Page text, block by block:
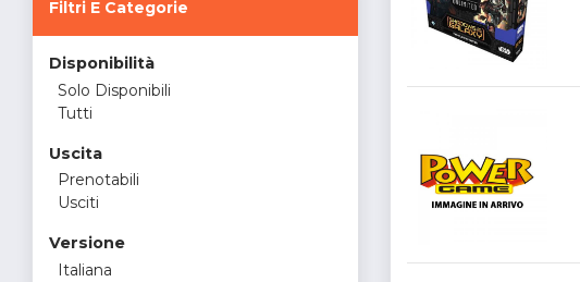
Filtri E Categorie
Disponibilità
Solo Disponibili
Tutti
Uscita
Prenotabili
Usciti
Versione
Italiana